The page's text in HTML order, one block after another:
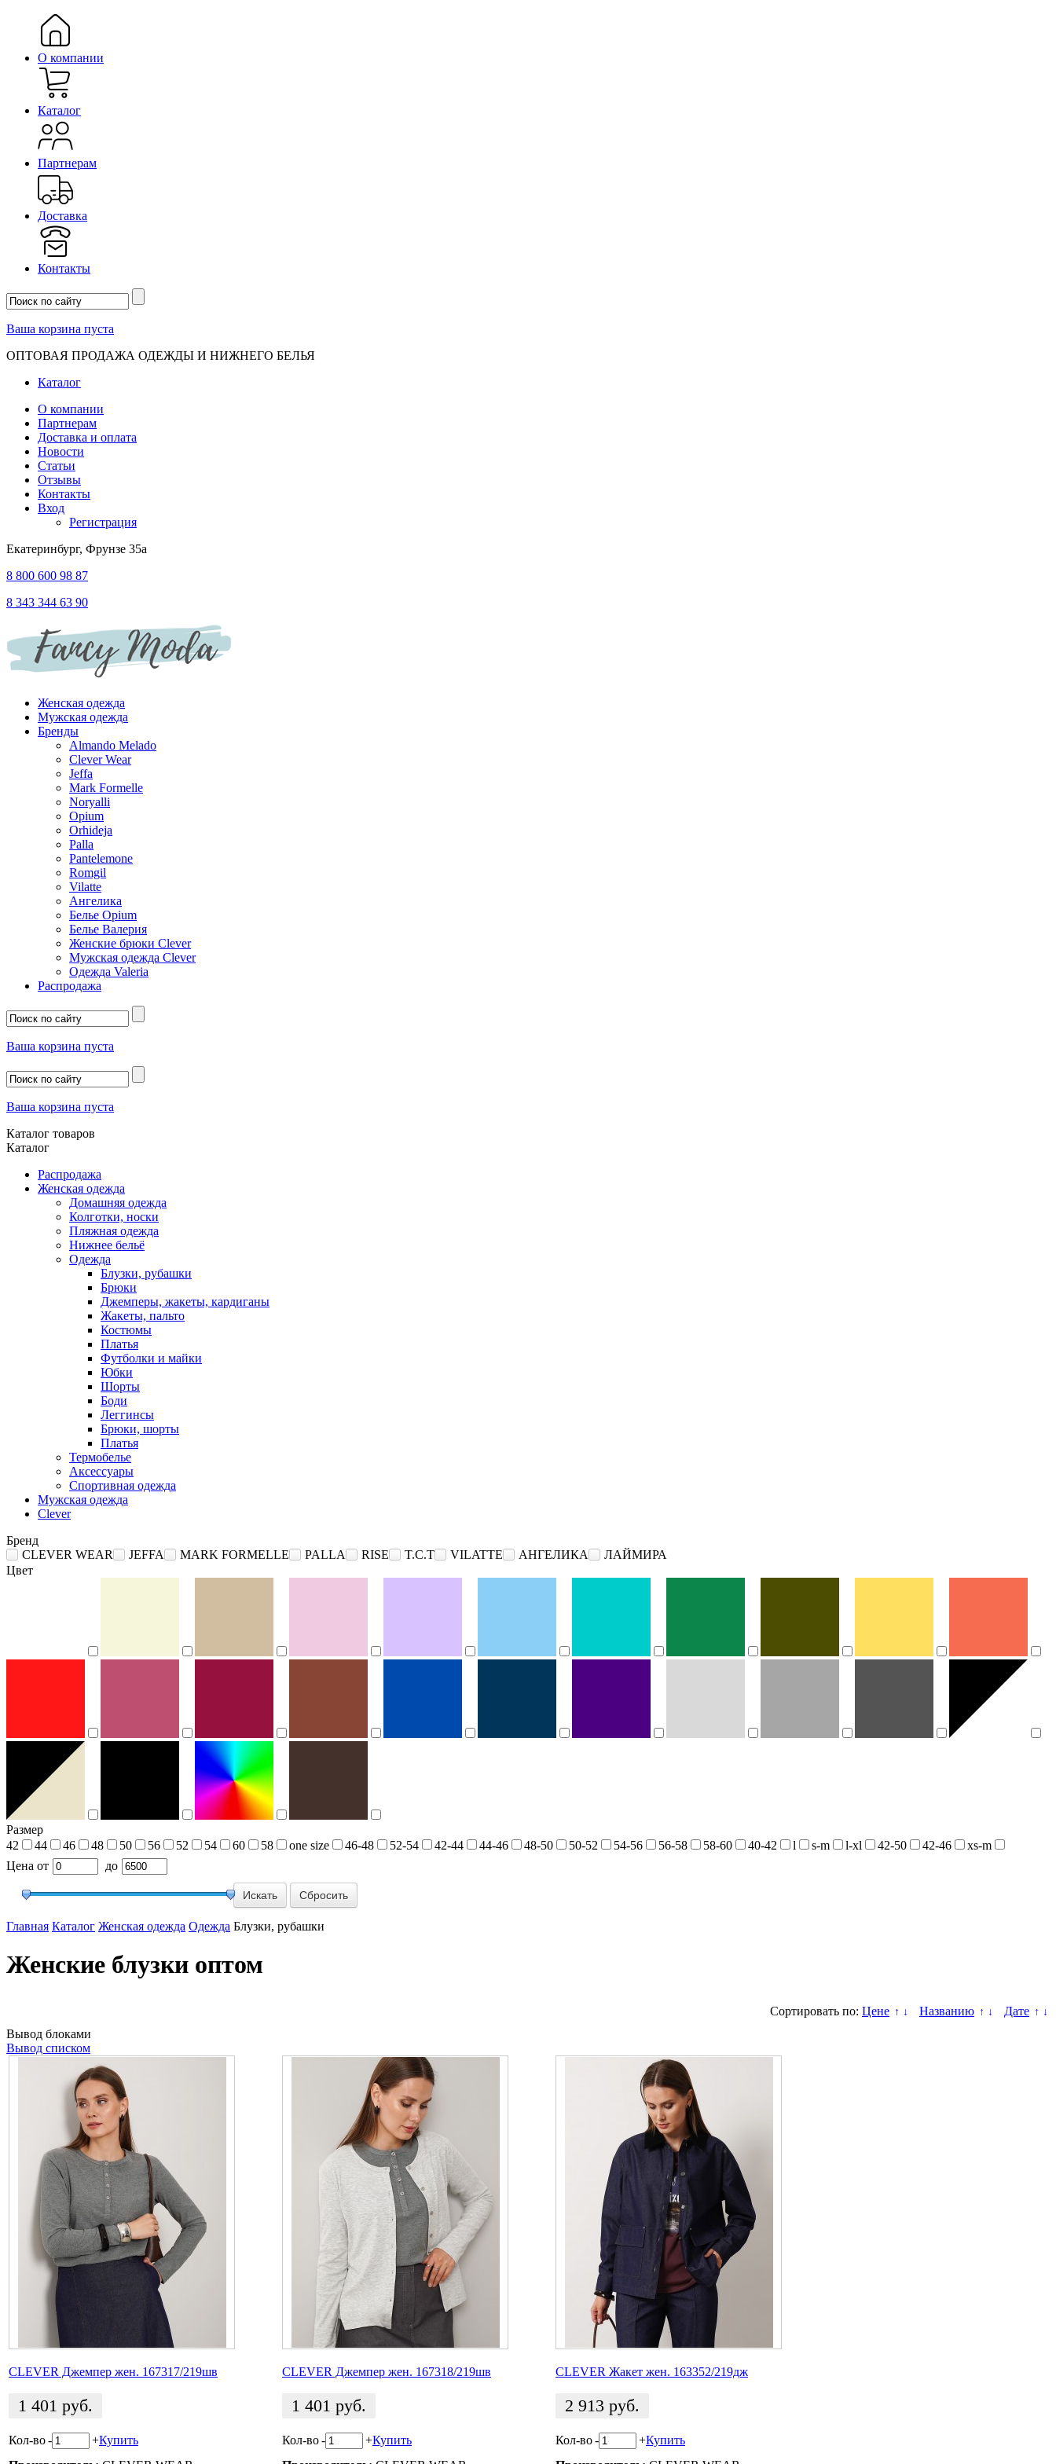
О компании
Каталог
Партнерам
Доставка
Контакты
Ваша корзина пуста
ОПТОВАЯ ПРОДАЖА ОДЕЖДЫ И НИЖНЕГО БЕЛЬЯ
Каталог
О компании
Партнерам
Доставка и оплата
Новости
Статьи
Отзывы
Контакты
Вход
Регистрация
Екатеринбург, Фрунзе 35а
8 800 600 98 87
8 343 344 63 90
Женская одежда
Мужская одежда
Бренды
Almando Melado
Clever Wear
Jeffa
Mark Formelle
Noryalli
Opium
Orhideja
Palla
Pantelemone
Romgil
Vilatte
Ангелика
Белье Opium
Белье Валерия
Женские брюки Clever
Мужская одежда Clever
Одежда Valeria
Распродажа
Ваша корзина пуста
Ваша корзина пуста
Каталог товаров
Каталог
Распродажа
Женская одежда
Домашняя одежда
Колготки, носки
Пляжная одежда
Нижнее бельё
Одежда
Блузки, рубашки
Брюки
Джемперы, жакеты, кардиганы
Жакеты, пальто
Костюмы
Платья
Футболки и майки
Юбки
Шорты
Боди
Леггинсы
Брюки, шорты
Платья
Термобелье
Аксессуары
Спортивная одежда
Мужская одежда
Clever
Бренд
CLEVER WEAR
JEFFA MARK FORMELLE PALLA RISE T.C.T VILATTE АНГЕЛИКА
ЛАЙМИРА
Цвет
Размер
42
44 46 48 50 56 52 54 60 58 one size 46-48 52-54 42-44 44-46 48-50 50-52 54-56 56-58 58-60 40-42 l s-m l-xl 42-50 42-46
xs-m
Цена от до
Сбросить
Главная Каталог Женская одежда Одежда Блузки, рубашки
Женские блузки оптом
Сортировать по: Цене ↑ ↓ Названию ↑ ↓ Дате ↑ ↓
Вывод блоками
Вывод списком
CLEVER Джемпер жен. 167317/219шв
1 401 руб.
Кол-во- +Купить
CLEVER Джемпер жен. 167318/219шв
1 401 руб.
Кол-во- +Купить
CLEVER Жакет жен. 163352/219дж
2 913 руб.
Кол-во- +Купить